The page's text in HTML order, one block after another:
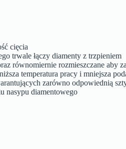
cięcia
trwale łączy diamenty z trzpieniem
równomiernie rozmieszczane aby
temperatura pracy i mniejsza
zarówno odpowiednią
nasypu diamentowego